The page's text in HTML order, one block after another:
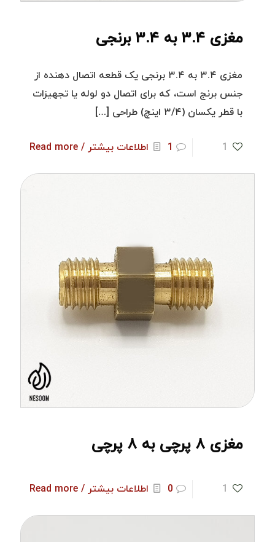
مغزی ۳.۴ به ۳.۴ برنجی
مغزی ۳.۴ به ۳.۴ برنجی یک قطعه اتصال دهنده از
جنس برنج است، که برای اتصال دو لوله یا تجهیزات
با قطر یکسان (۳/۴ اینچ) طراحی
[…]
1
1 اطلاعات بیشتر / Read more
مغزی ۸ پرچی به ۸ پرچی
1
0 اطلاعات بیشتر / Read more